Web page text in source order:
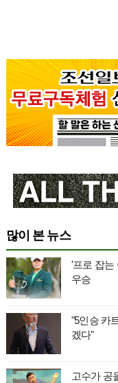
많이 본 뉴스
'프로 잡는
우승
"5인승 카
겠다"
고수가 공